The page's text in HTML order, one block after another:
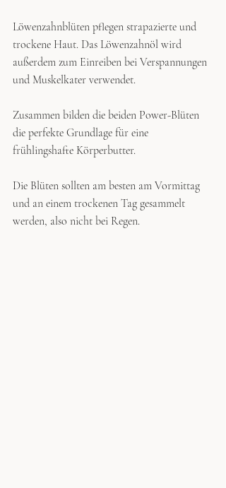
Löwenzahnblüten pflegen strapazierte und
trockene Haut. Das Löwenzahnöl wird
außerdem zum Einreiben bei Verspannungen
und Muskelkater verwendet.
Zusammen bilden die beiden Power-Blüten
die perfekte Grundlage für eine
frühlingshafte Körperbutter.
Die Blüten sollten am besten am Vormittag
und an einem trockenen Tag gesammelt
werden, also nicht bei Regen.